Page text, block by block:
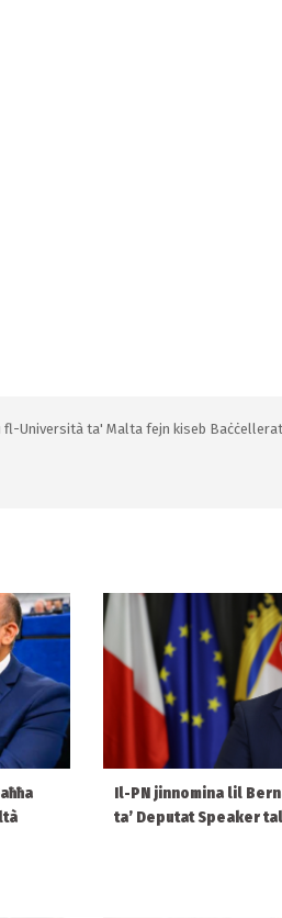
Università ta' Malta fejn kiseb
Il-PN jinnomina lil
ta’ Deputat Speaker